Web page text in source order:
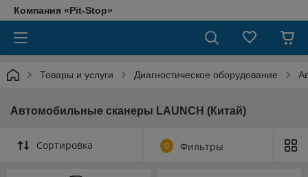
Компания «Pit-Stop»
Товары и услуги Диагностическое оборудование
Автомобильные сканеры LAUNCH (Китай)
Сортировка 0 Фильтры